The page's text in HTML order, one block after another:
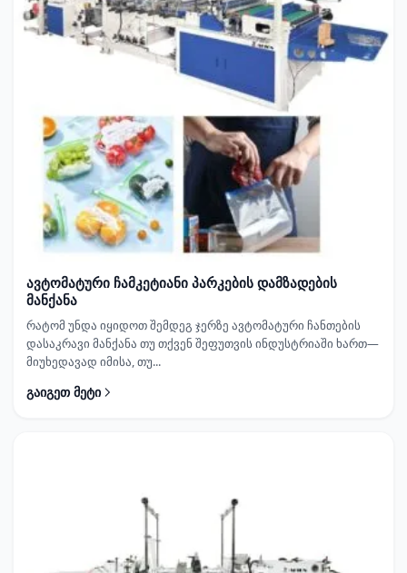
ავტომატური ჩამკეტიანი პარკების დამზადების
მანქანა
რატომ უნდა იყიდოთ შემდეგ ჯერზე ავტომატური ჩანთების
დასაკრავი მანქანა თუ თქვენ შეფუთვის ინდუსტრიაში ხართ—
მიუხედავად იმისა, თუ...
გაიგეთ მეტი